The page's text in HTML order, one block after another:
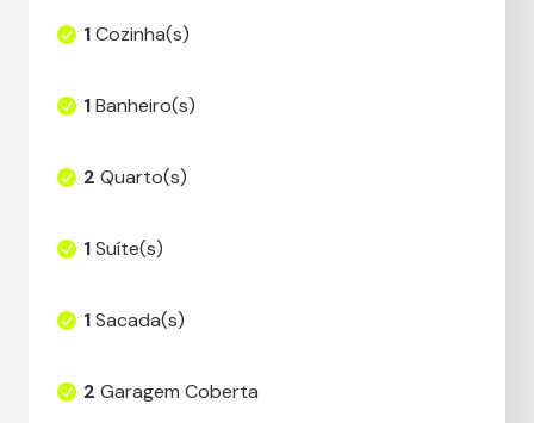
1Cozinha(s)
1Banheiro(s)
2 Quarto(s)
1Suíte(s)
1Sacada(s)
2 Garagem Coberta